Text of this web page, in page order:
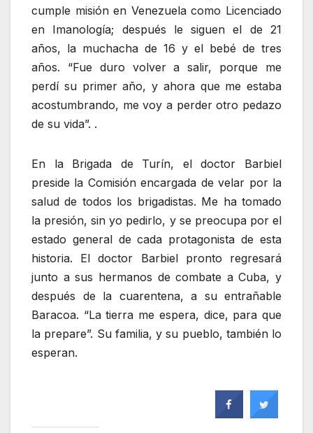
cumple misión en Venezuela como Licenciado
en Imanología; después le siguen el de 21
años, la muchacha de 16 y el bebé de tres
años. “Fue duro volver a salir, porque me
perdí su primer año, y ahora que me estaba
acostumbrando, me voy a perder otro pedazo
de su vida”. .
En la Brigada de Turín, el doctor Barbiel
preside la Comisión encargada de velar por la
salud de todos los brigadistas. Me ha tomado
la presión, sin yo pedirlo, y se preocupa por el
estado general de cada protagonista de esta
historia. El doctor Barbiel pronto regresará
junto a sus hermanos de combate a Cuba, y
después de la cuarentena, a su entrañable
Baracoa. “La tierra me espera, dice, para que
la prepare”. Su familia, y su pueblo, también lo
esperan.